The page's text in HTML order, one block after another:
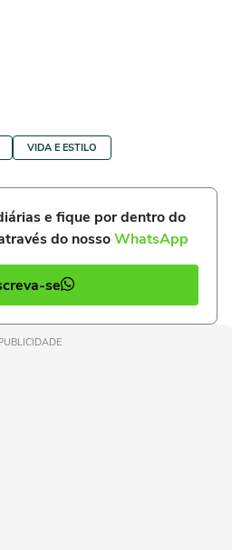
VIDA E ESTILO
e fique por dentro do
do nossoWhatsApp
se